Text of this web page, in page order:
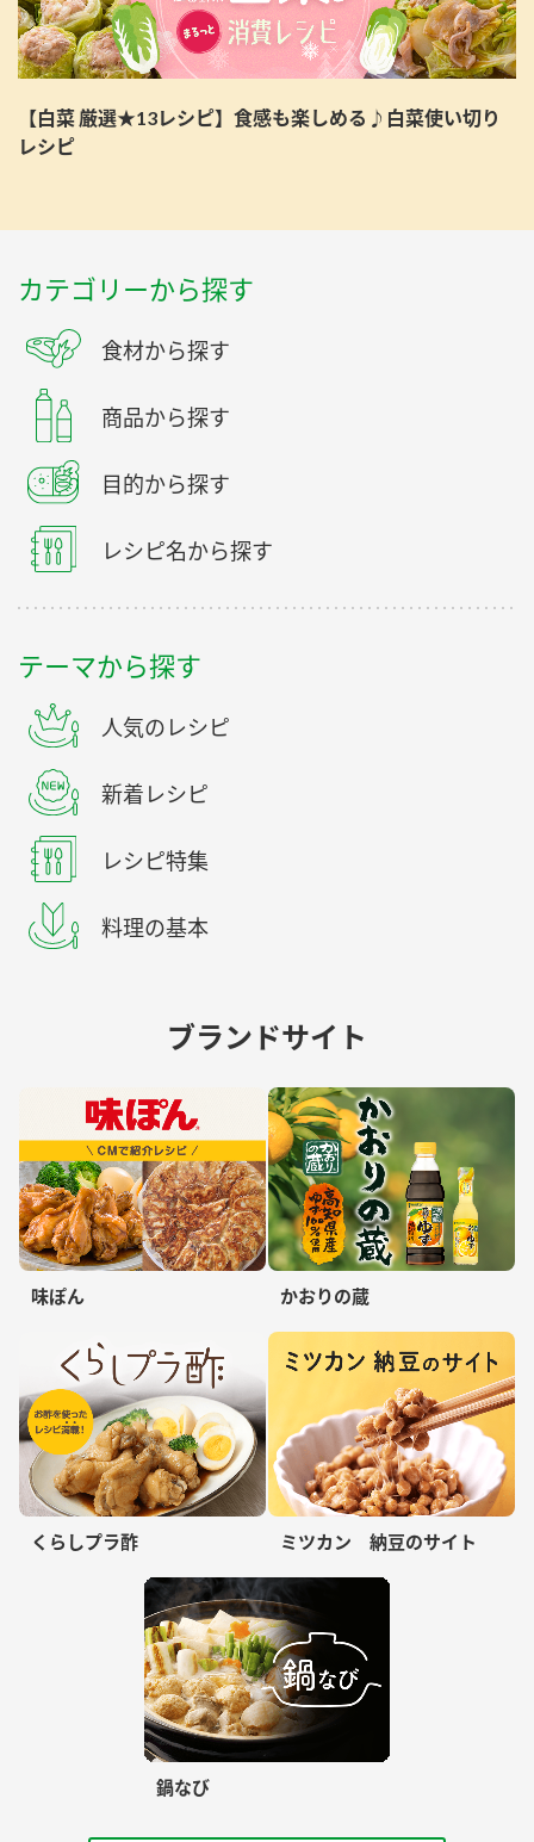
【白菜 厳選★13レシピ】食感も楽しめる♪白菜使い切り
レシピ
カテゴリーから探す
食材から探す
商品から探す
目的から探す
レシピ名から探す
テーマから探す
人気のレシピ
新着レシピ
レシピ特集
料理の基本
ブランドサイト
味ぽん かおりの蔵
くらしプラ酢 ミツカン 納豆のサイト
鍋なび